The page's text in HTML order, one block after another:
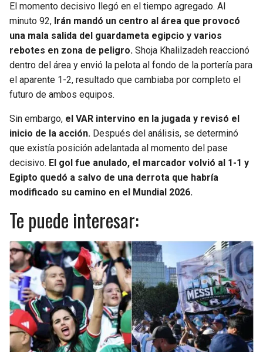
El momento decisivo llegó en el tiempo agregado. Al
minuto 92, Irán mandó un centro al área que provocó
una mala salida del guardameta egipcio y varios
rebotes en zona de peligro. Shoja Khalilzadeh reaccionó
dentro del área y envió la pelota al fondo de la portería para
el aparente 1-2, resultado que cambiaba por completo el
futuro de ambos equipos.
Sin embargo, el VAR intervino en la jugada y revisó el
inicio de la acción. Después del análisis, se determinó
que existía posición adelantada al momento del pase
decisivo. El gol fue anulado, el marcador volvió al 1-1 y
Egipto quedó a salvo de una derrota que habría
modificado su camino en el Mundial 2026.
Te puede interesar: